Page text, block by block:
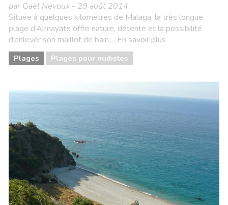
par Gaël Nevoux - 29 août 2014
Située à quelques kilomètres de Malaga, la très longue
plage d’Almayate offre nature, détente et la possibilité
d’enlever son maillot de bain.... En savoir plus
Plages Plages pour nudistes